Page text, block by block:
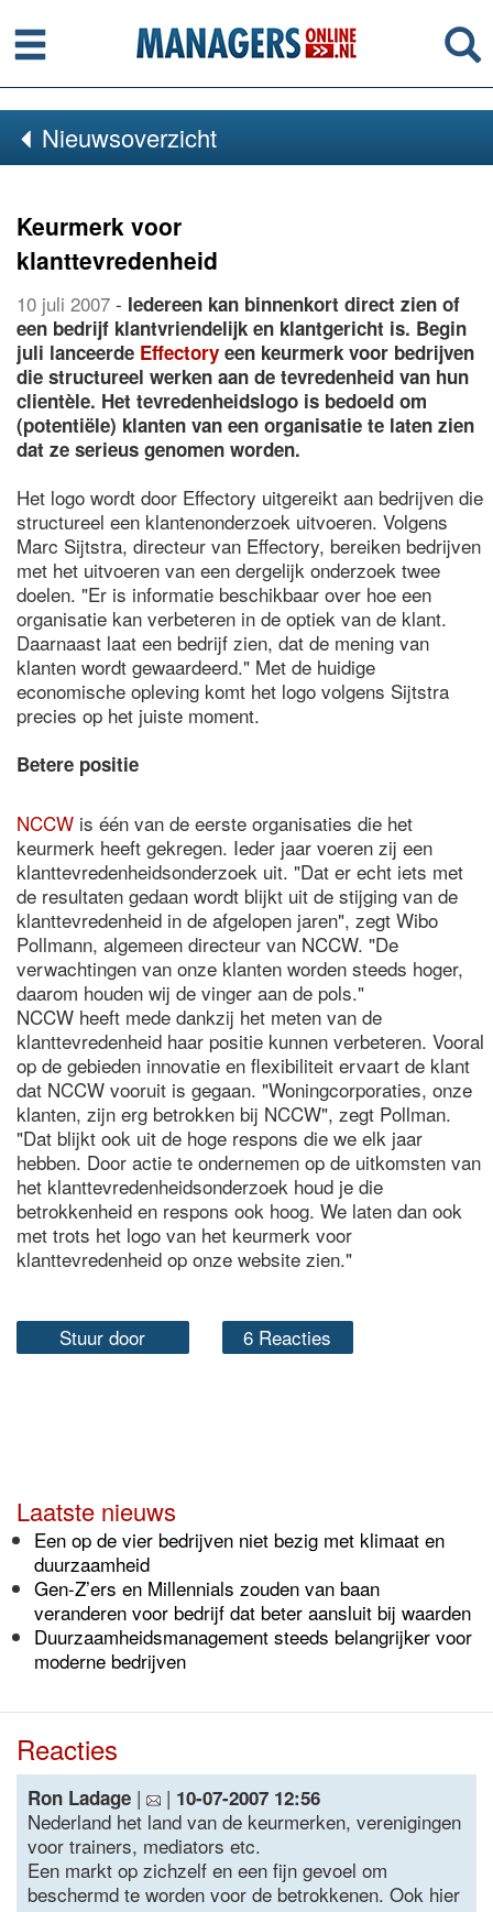
Menu
Nieuwsoverzicht
Keurmerk voor
klanttevredenheid
10 juli 2007 - Iedereen kan binnenkort direct zien of
een bedrijf klantvriendelijk en klantgericht is. Begin
juli lanceerde Effectory een keurmerk voor bedrijven
die structureel werken aan de tevredenheid van hun
clientèle. Het tevredenheidslogo is bedoeld om
(potentiële) klanten van een organisatie te laten zien
dat ze serieus genomen worden.
Het logo wordt door Effectory uitgereikt aan bedrijven die
structureel een klantenonderzoek uitvoeren. Volgens
Marc Sijtstra, directeur van Effectory, bereiken bedrijven
met het uitvoeren van een dergelijk onderzoek twee
doelen. "Er is informatie beschikbaar over hoe een
organisatie kan verbeteren in de optiek van de klant.
Daarnaast laat een bedrijf zien, dat de mening van
klanten wordt gewaardeerd." Met de huidige
economische opleving komt het logo volgens Sijtstra
precies op het juiste moment.
Betere positie
NCCW is één van de eerste organisaties die het
keurmerk heeft gekregen. Ieder jaar voeren zij een
klanttevredenheidsonderzoek uit. "Dat er echt iets met
de resultaten gedaan wordt blijkt uit de stijging van de
klanttevredenheid in de afgelopen jaren", zegt Wibo
Pollmann, algemeen directeur van NCCW. "De
verwachtingen van onze klanten worden steeds hoger,
daarom houden wij de vinger aan de pols."
NCCW heeft mede dankzij het meten van de
klanttevredenheid haar positie kunnen verbeteren. Vooral
op de gebieden innovatie en flexibiliteit ervaart de klant
dat NCCW vooruit is gegaan. "Woningcorporaties, onze
klanten, zijn erg betrokken bij NCCW", zegt Pollman.
"Dat blijkt ook uit de hoge respons die we elk jaar
hebben. Door actie te ondernemen op de uitkomsten van
het klanttevredenheidsonderzoek houd je die
betrokkenheid en respons ook hoog. We laten dan ook
met trots het logo van het keurmerk voor
klanttevredenheid op onze website zien."
Stuur door 6 Reacties
Laatste nieuws
Een op de vier bedrijven niet bezig met klimaat en
duurzaamheid
Gen-Z’ers en Millennials zouden van baan
veranderen voor bedrijf dat beter aansluit bij waarden
Duurzaamheidsmanagement steeds belangrijker voor
moderne bedrijven
Reacties
Ron Ladage | | 10-07-2007 12:56
Nederland het land van de keurmerken, verenigingen
voor trainers, mediators etc.
Een markt op zichzelf en een fijn gevoel om
beschermd te worden voor de betrokkenen. Ook hier